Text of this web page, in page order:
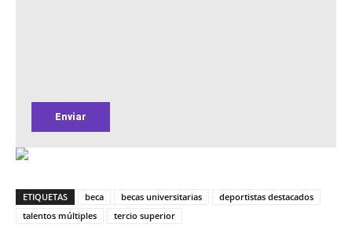
ETIQUETAS beca becas universitarias
deportistas destacados
talentos múltiples
tercio superior